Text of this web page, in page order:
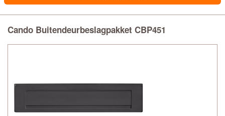
Cando Buitendeurbeslagpakket CBP451